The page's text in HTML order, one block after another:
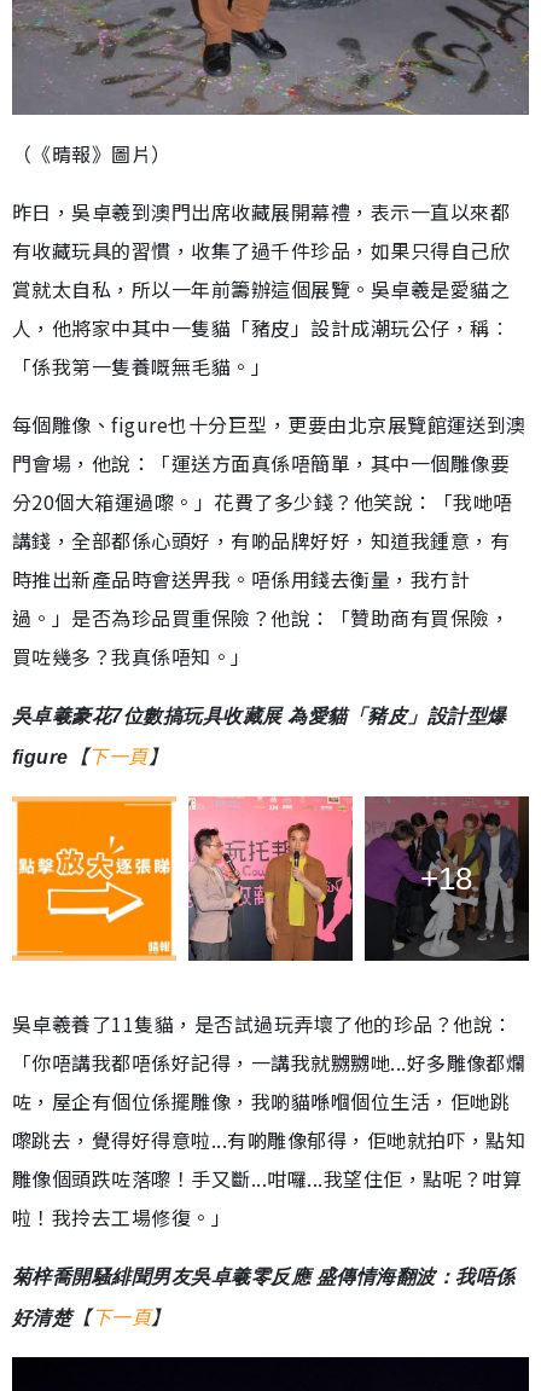
（《晴報》圖片）
昨日，吳卓羲到澳門出席收藏展開幕禮，表示一直以來都
有收藏玩具的習慣，收集了過千件珍品，如果只得自己欣
賞就太自私，所以一年前籌辦這個展覽。吳卓羲是愛貓之
人，他將家中其中一隻貓「豬皮」設計成潮玩公仔，稱︰
「係我第一隻養嘅無毛貓。」
每個雕像、figure也十分巨型，更要由北京展覽館運送到澳
門會場，他說：「運送方面真係唔簡單，其中一個雕像要
分20個大箱運過嚟。」花費了多少錢？他笑說：「我哋唔
講錢，全部都係心頭好，有啲品牌好好，知道我鍾意，有
時推出新產品時會送畀我。唔係用錢去衡量，我冇計
過。」是否為珍品買重保險？他說：「贊助商有買保險，
買咗幾多？我真係唔知。」
吳卓羲豪花7位數搞玩具收藏展 為愛貓「豬皮」設計型爆
figure
【下一頁】
+18
吳卓羲養了11隻貓，是否試過玩弄壞了他的珍品？他說：
「你唔講我都唔係好記得，一講我就嬲嬲哋...好多雕像都爛
咗，屋企有個位係擺雕像，我啲貓喺嗰個位生活，佢哋跳
嚟跳去，覺得好得意啦...有啲雕像郁得，佢哋就拍吓，點知
雕像個頭跌咗落嚟！手又斷...咁囉...我望住佢，點呢？咁算
啦！我拎去工場修復。」
菊梓喬開騷緋聞男友吳卓羲零反應 盛傳情海翻波：我唔係
好清楚【下一頁】